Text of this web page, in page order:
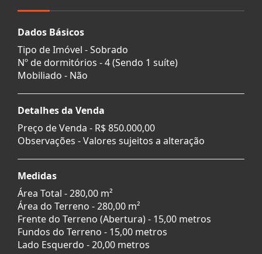
Dados Básicos
Tipo de Imóvel - Sobrado
Nº de dormitórios - 4 (Sendo 1 suíte)
Mobiliado - Não
Detalhes da Venda
Preço de Venda - R$ 850.000,00
Observações - Valores sujeitos a alteração
Medidas
Área Total - 280,00 m²
Área do Terreno - 280,00 m²
Frente do Terreno (Abertura) - 15,00 metros
Fundos do Terreno - 15,00 metros
Lado Esquerdo - 20,00 metros